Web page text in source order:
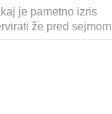
je pametno izris
že pred sejmom